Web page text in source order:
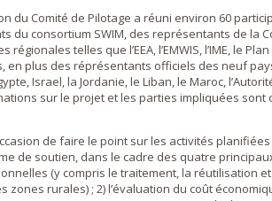
du Comité de Pilotage a réuni environ 60
du consortium SWIM, des représentants de la
telles que l’EEA, l’EMWIS, l’IME, le
en plus des réprésentants officiels des neuf
Israel, la Jordanie, le Liban, le Maroc,
sur le projet et les parties impliquées
de faire le point sur les activités
de soutien, dans le cadre des quatre
(y compris le traitement, la réutilisation
zones rurales) ; 2) l’évaluation du coût